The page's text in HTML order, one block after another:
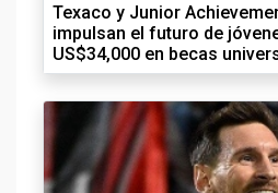
Texaco y Junior
impulsan el futuro de
US$34,000 en becas